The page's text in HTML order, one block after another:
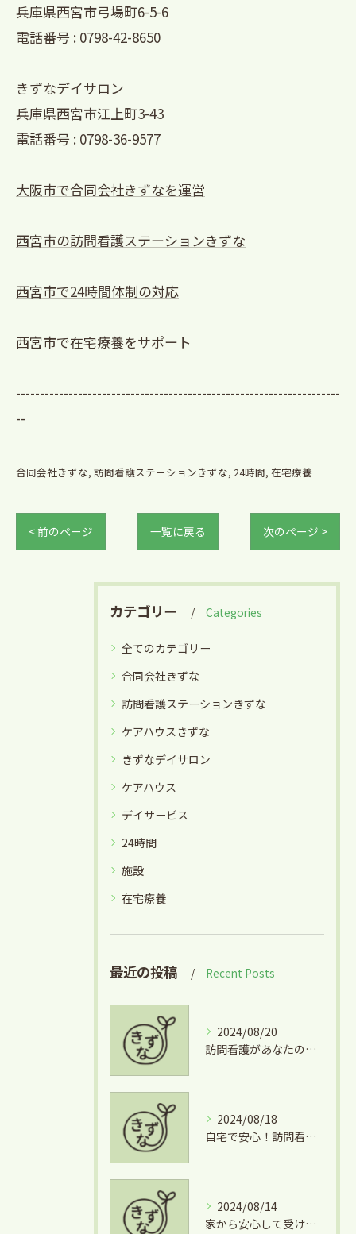
兵庫県西宮市弓場町6-5-6
電話番号 : 0798-42-8650
きずなデイサロン
兵庫県西宮市江上町3-43
電話番号 : 0798-36-9577
大阪市で合同会社きずなを運営
西宮市の訪問看護ステーションきずな
西宮市で24時間体制の対応
西宮市で在宅療養をサポート
--------------------------------------------------------------------
--
合同会社きずな 訪問看護ステーションきずな 24時間 在宅療養
< 前のページ 一覧に戻る 次のページ >
カテゴリー Categories
全てのカテゴリー
合同会社きずな
訪問看護ステーションきずな
ケアハウスきずな
きずなデイサロン
ケアハウス
デイサービス
24時間
施設
在宅療養
最近の投稿 Recent Posts
2024/08/20
訪問看護があなたの生活を支える理由
2024/08/18
自宅で安心！訪問看護のサポートとは
2024/08/14
家から安心して受ける訪問看護の魅力